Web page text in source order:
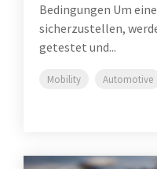
Bedingungen Um
sicherzustellen,
getestet und...
Mobility Automotive